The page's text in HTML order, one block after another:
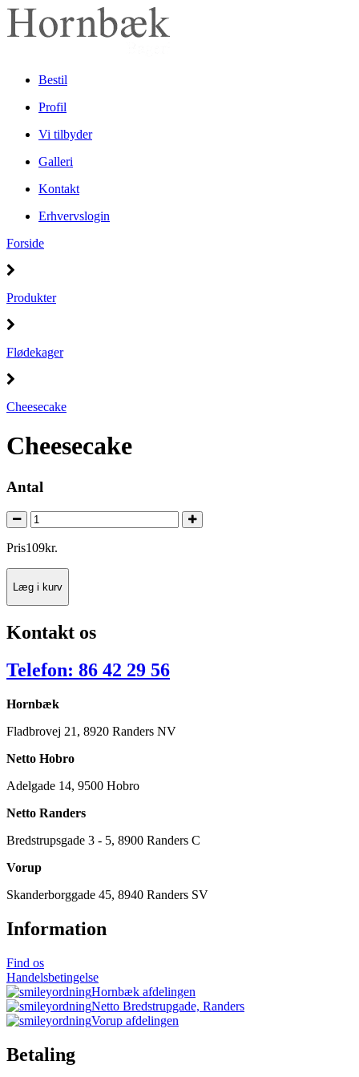
Bestil
Profil
Vi tilbyder
Galleri
Kontakt
Erhvervslogin
Forside
Produkter
Flødekager
Cheesecake
Cheesecake
Antal
Pris109kr.
Læg i kurv
Kontakt os
Telefon: 86 42 29 56
Hornbæk
Fladbrovej 21, 8920 Randers NV
Netto Hobro
Adelgade 14, 9500 Hobro
Netto Randers
Bredstrupsgade 3 - 5, 8900 Randers C
Vorup
Skanderborggade 45, 8940 Randers SV
Information
Find os
Handelsbetingelse
Hornbæk afdelingen
Netto Bredstrupgade, Randers
Vorup afdelingen
Betaling